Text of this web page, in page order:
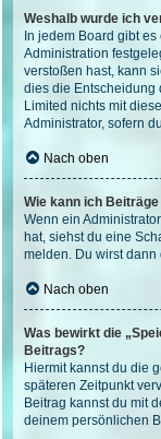
Weshalb wurde ich
In jedem Board gibt
Administration
verstoßen hast, kann
dies die Entscheidung
Limited nichts mit
Administrator, sofern
Nach oben
Wie kann ich
Wenn ein
hat, siehst du eine
melden. Du wirst
Nach oben
Was bewirkt die
Beitrags?
Hiermit kannst du die
späteren Zeitpunkt
Beitrag kannst du mit
deinem persönlichen